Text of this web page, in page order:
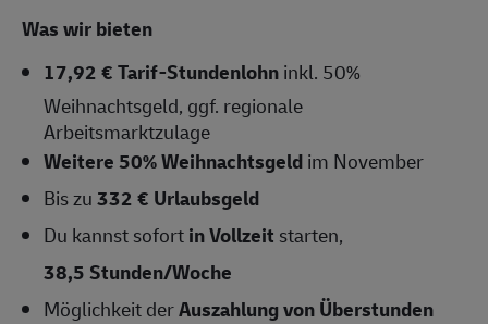
Was wir bieten
17,92 € Tarif-Stundenlohninkl. 50%
Weihnachtsgeld, ggf. regionale
Arbeitsmarktzulage
Weitere 50% Weihnachtsgeldim November
Bis zu332 € Urlaubsgeld
Du kannst sofortin Vollzeit starten,
38,5 Stunden/Woche
Möglichkeit derAuszahlung von Überstunden